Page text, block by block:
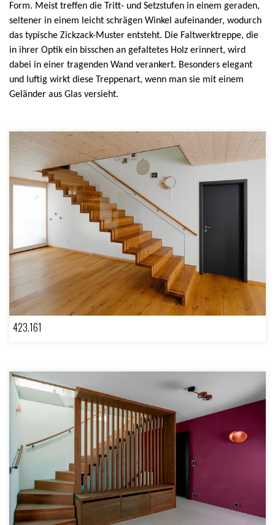
Form. Meist treffen die Tritt- und Setzstufen in einem geraden,
seltener in einem leicht schrägen Winkel aufeinander, wodurch
das typische Zickzack-Muster entsteht. Die Faltwerktreppe, die
in ihrer Optik ein bisschen an gefaltetes Holz erinnert, wird
dabei in einer tragenden Wand verankert. Besonders elegant
und luftig wirkt diese Treppenart, wenn man sie mit einem
Geländer aus Glas versieht.
423.161